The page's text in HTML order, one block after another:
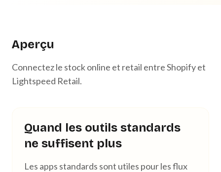
Aperçu
Connectez le stock online et retail entre Shopify et
Lightspeed Retail.
Quand les outils standards
ne suffisent plus
Les apps standards sont utiles pour les flux